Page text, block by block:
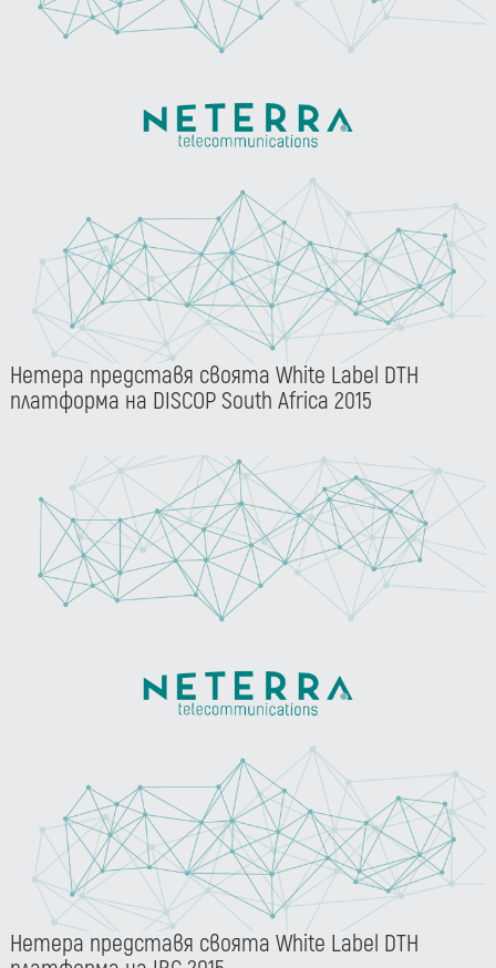
Нетера представя своята White Label DTH
платформа на DISCOP South Africa 2015
Нетера представя своята White Label DTH